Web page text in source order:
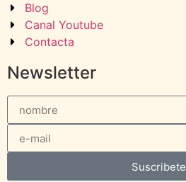
Blog
Canal Youtube
Contacta
Newsletter
Suscribete